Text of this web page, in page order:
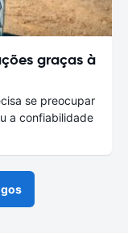
graças à
se preocupar
a confiabilidade